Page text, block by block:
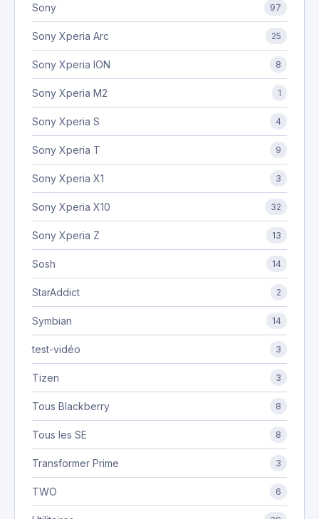
Sony 97
Sony Xperia Arc 25
Sony Xperia ION 8
Sony Xperia M2 1
Sony Xperia S 4
Sony Xperia T 9
Sony Xperia X1 3
Sony Xperia X10 32
Sony Xperia Z 13
Sosh 14
StarAddict 2
Symbian 14
test-vidéo 3
Tizen 3
Tous Blackberry 8
Tous les SE 8
Transformer Prime 3
TWO 6